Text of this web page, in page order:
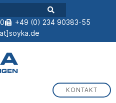
+49 (0) 234 90383-55
KONTAKT